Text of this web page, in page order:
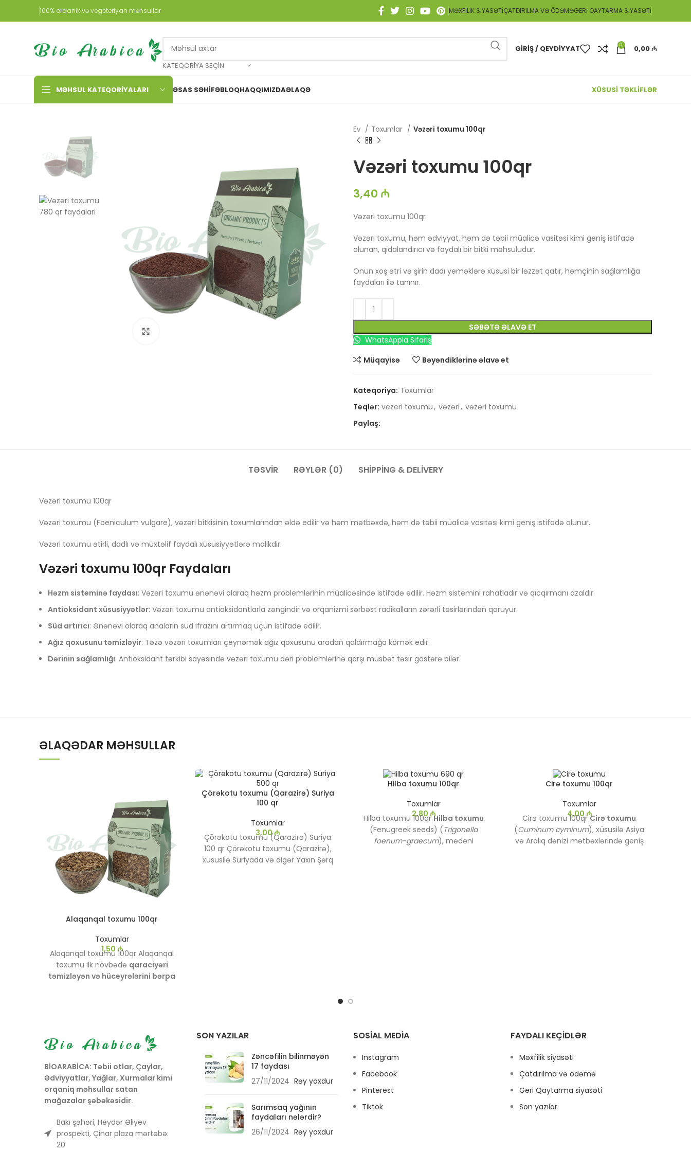
100% orqanik və vegeteriyan məhsullar MƏXFILIK SIYASƏTIÇATDIRILMA VƏ ÖDƏMƏGERI QAYTARMA SIYASƏTI
KATEQORIYA SEÇIN
GIRIŞ / QEYDIYYAT 0 0,00₼
MƏHSUL KATEQORIYALARI ƏSAS SƏHIFƏBLOQHAQQIMIZDAƏLAQƏ XÜSUSİ TƏKLİFLƏR
Ev Toxumlar Vəzəri toxumu 100qr
Vəzəri toxumu 100qr
3,40 ₼
Vəzəri toxumu 100qr
Vəzəri toxumu, həm ədviyyat, həm də təbii müalicə vasitəsi kimi geniş istifadə
olunan, qidalandırıcı və faydalı bir bitki məhsuludur.
Onun xoş ətri və şirin dadı yeməklərə xüsusi bir ləzzət qatır, həmçinin sağlamlığa
faydaları ilə tanınır.
SƏBƏTƏ ƏLAVƏ ET
WhatsAppla Sifariş
Müqayisə
Bəyəndiklərinə əlavə et
Kateqoriya: Toxumlar
Teqlər: vezeri toxumu, vəzəri, vəzəri toxumu
Paylaş:
TƏSVIR RƏYLƏR (0) SHIPPING & DELIVERY
Vəzəri toxumu 100qr
Vəzəri toxumu (Foeniculum vulgare), vəzəri bitkisinin toxumlarından əldə edilir və həm mətbəxdə, həm də təbii müalicə vasitəsi kimi geniş istifadə olunur.
Vəzəri toxumu ətirli, dadlı və müxtəlif faydalı xüsusiyyətlərə malikdir.
Vəzəri toxumu 100qr Faydaları
Həzm sisteminə faydası: Vəzəri toxumu ənənəvi olaraq həzm problemlərinin müalicəsində istifadə edilir. Həzm sistemini rahatladır və qıcqırmanı azaldır.
Antioksidant xüsusiyyətlər: Vəzəri toxumu antioksidantlarla zəngindir və orqanizmi sərbəst radikalların zərərli təsirlərindən qoruyur.
Süd artırıcı: Ənənəvi olaraq anaların süd ifrazını artırmaq üçün istifadə edilir.
Ağız qoxusunu təmizləyir: Təzə vəzəri toxumları çeynəmək ağız qoxusunu aradan qaldırmağa kömək edir.
Dərinin sağlamlığı: Antioksidant tərkibi sayəsində vəzəri toxumu dəri problemlərinə qarşı müsbət təsir göstərə bilər.
ƏLAQƏDAR MƏHSULLAR
Alaqanqal toxumu 100qr
Toxumlar
1,50 ₼
Alaqanqal toxumu 100qr Alaqanqal
toxumu ilk növbədə qaraciyəri
təmizləyən və hüceyrələrini bərpa
əleyhinə təsir göstərir
Çörəkotu toxumu (Qarazirə) Suriya
100 qr
Toxumlar
3,00₼
Çörəkotu toxumu (Qarazirə) Suriya
100 qr Çörəkotu toxumu (Qarazirə),
xüsusilə Suriyada və digər Yaxın Şərq
Hilba toxumu 100qr
Toxumlar
2,80 ₼
Hilba toxumu 100qrHilba toxumu
(Fenugreek seeds) ( Trigonella
foenum-graecum), mədəni
Cirə toxumu 100qr
Toxumlar
4,00 ₼
Cirə toxumu 100qrCirə toxumu
(Cuminum cyminum), xüsusilə Asiya
və Aralıq dənizi mətbəxlərində geniş
BİOARABİCA: Təbii otlar, Çaylar,
Ədviyyatlar, Yağlar, Xurmalar kimi
orqaniq məhsullar satan
mağazalar şəbəkəsidir.
Bakı şəhəri, Heydər Əliyev
prospekti, Çinar plaza mərtəbə:
20
SON YAZILAR
Zəncəfilin bilinməyən
17 faydası
27/11/2024 Rəy yoxdur
Sarımsaq yağının
faydaları nələrdir?
26/11/2024 Rəy yoxdur
SOSIAL MEDIA
Instagram
Facebook
Pinterest
Tiktok
FAYDALI KEÇIDLƏR
Məxfilik siyasəti
Çatdırılma və ödəmə
Geri Qaytarma siyasəti
Son yazılar